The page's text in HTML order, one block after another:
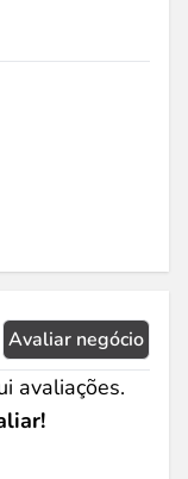
Avaliar negócio
avaliações.